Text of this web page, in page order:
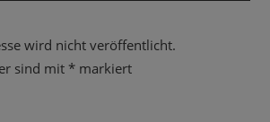
wird nicht veröffentlicht.
sind mit *markiert